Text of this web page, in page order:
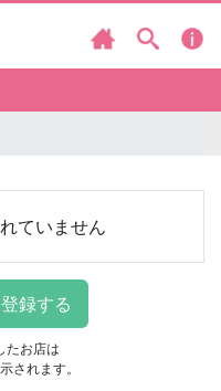
ていません
たお店は
されます。